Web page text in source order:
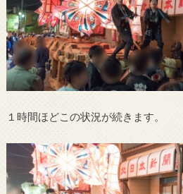
１時間ほどこの状況が続きます。